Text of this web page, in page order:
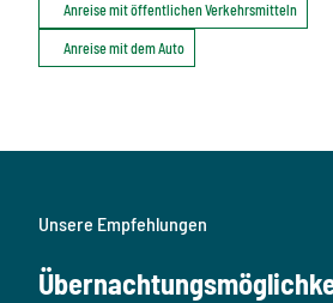
Anreise mit öffentlichen Verkehrsmitteln
Anreise mit dem Auto
Unsere Empfehlungen